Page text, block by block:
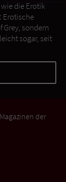
die Erotik
Erotische
Grey, sondern
sogar, seit
der